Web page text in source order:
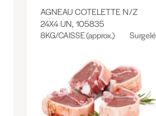
AGNEAU COTELETTE N/Z
24X4 UN, 105835
8KG/CAISSE (approx.) Surgelé